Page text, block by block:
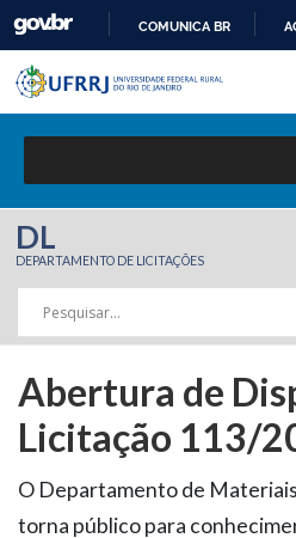
COMUNICA BR
Pular barra institucional
Barra
DL
DEPARTAMENTO DE LICITAÇÕES
Abertura de
Licitação 113/
O Departamento de
torna público para